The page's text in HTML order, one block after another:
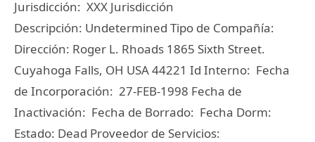
Jurisdicción: XXX Jurisdicción
Descripción: Undetermined Tipo de Compañía:
Dirección: Roger L. Rhoads 1865 Sixth Street.
Cuyahoga Falls, OH USA 44221 Id Interno: Fecha
de Incorporación: 27-FEB-1998 Fecha de
Inactivación: Fecha de Borrado: Fecha Dorm:
Estado: Dead Proveedor de Servicios: